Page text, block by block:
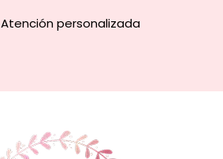
Atención personalizada